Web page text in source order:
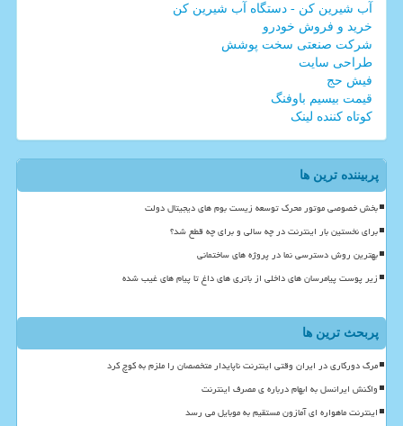
آب شیرین کن - دستگاه آب شیرین کن
خرید و فروش خودرو
شرکت صنعتی سخت پوشش
طراحی سایت
فیش حج
قیمت بیسیم باوفنگ
کوتاه کننده لینک
پربیننده ترین ها
بخش خصوصی موتور محرک توسعه زیست بوم های دیجیتال دولت
برای نخستین بار اینترنت در چه سالی و برای چه قطع شد؟
بهترین روش دسترسی نما در پروژه های ساختمانی
زیر پوست پیامرسان های داخلی از باتری های داغ تا پیام های غیب شده
پربحث ترین ها
مرگ دورکاری در ایران وقتی اینترنت ناپایدار متخصصان را ملزم به کوچ کرد
واکنش ایرانسل به ابهام درباره ی مصرف اینترنت
اینترنت ماهواره ای آمازون مستقیم به موبایل می رسد